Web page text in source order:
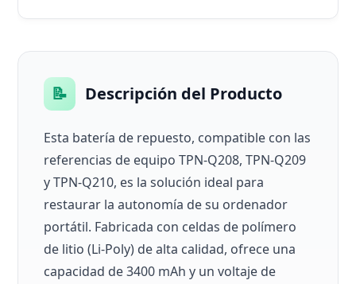
📝 Descripción del Producto
Esta batería de repuesto, compatible con las
referencias de equipo TPN-Q208, TPN-Q209
y TPN-Q210, es la solución ideal para
restaurar la autonomía de su ordenador
portátil. Fabricada con celdas de polímero
de litio (Li-Poly) de alta calidad, ofrece una
capacidad de 3400 mAh y un voltaje de